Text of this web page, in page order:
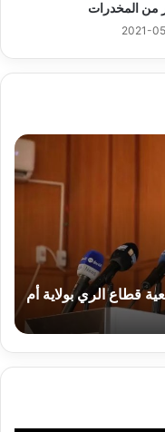
من المخدرات
2021-
قطاع الري بولاية أم